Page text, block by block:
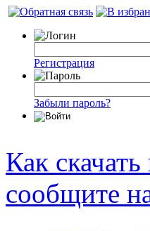
Регистрация
Забыли пароль?
Как
сообщите